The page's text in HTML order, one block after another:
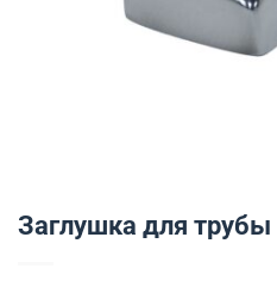
Заглушка для